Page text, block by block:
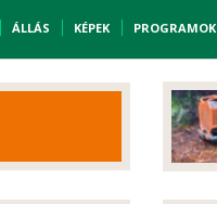
ÁLLÁS KÉPEK PROGRAMOK